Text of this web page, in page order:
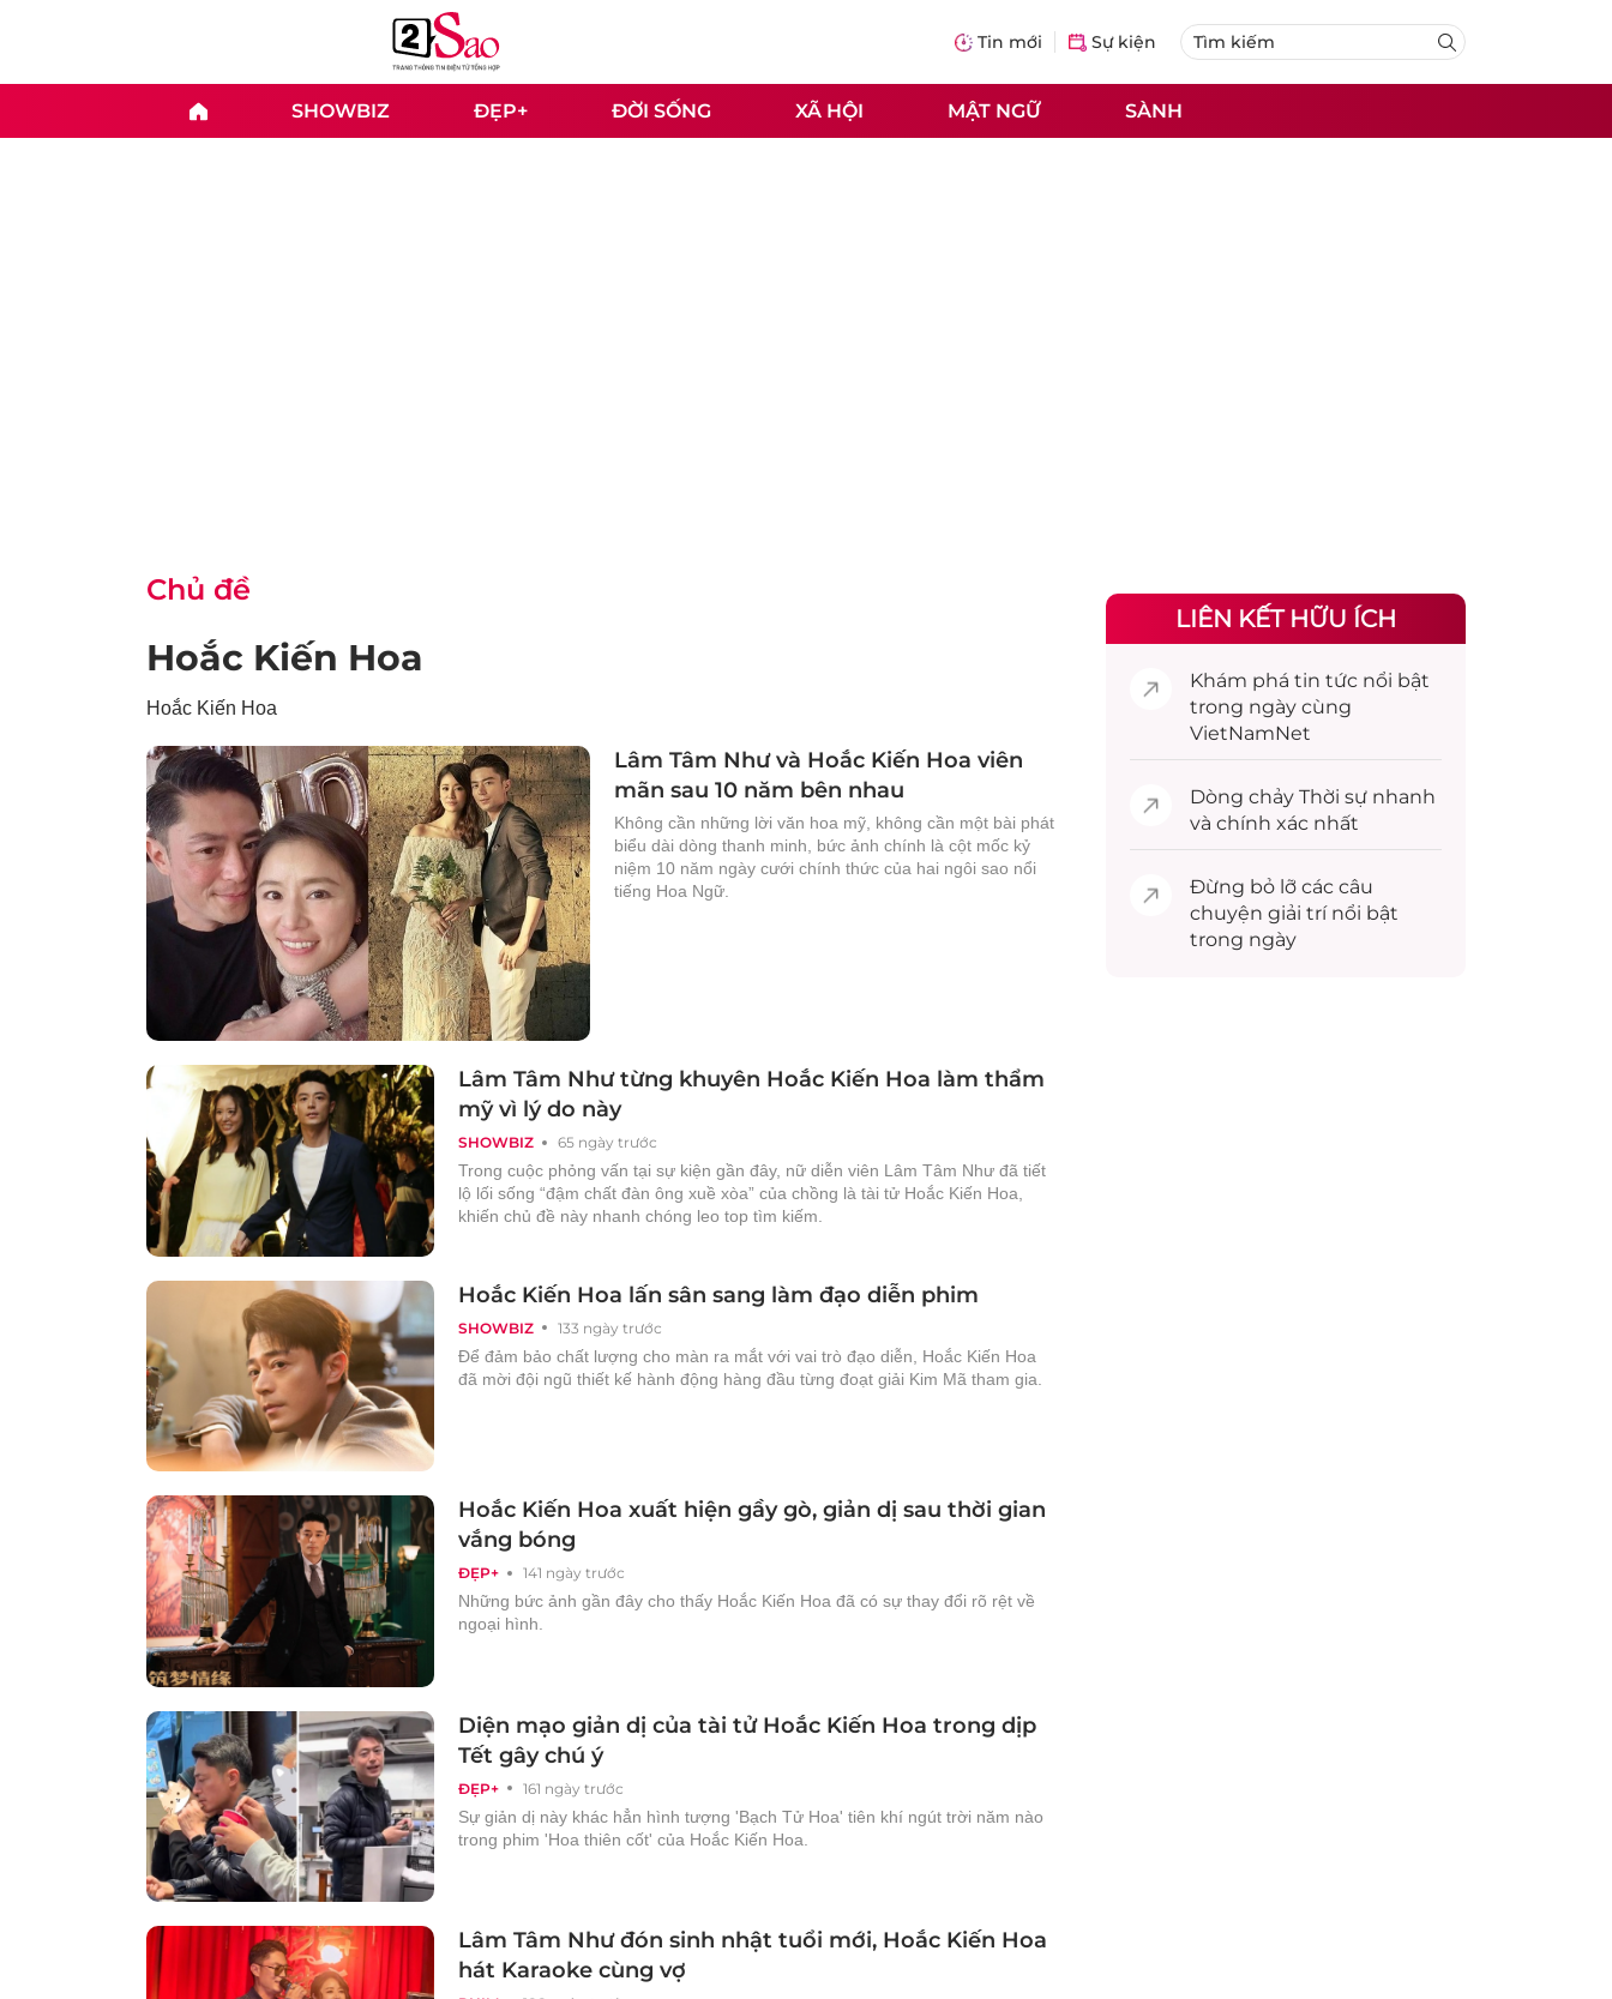
Tin mới Sự kiện
SHOWBIZ ĐẸP+ ĐỜI SỐNG XÃ HỘI MẬT NGỮ SÀNH
Chủ đề
Hoắc Kiến Hoa
Hoắc Kiến Hoa
Lâm Tâm Như và Hoắc Kiến Hoa viên
mãn sau 10 năm bên nhau
Không cần những lời văn hoa mỹ, không cần một bài phát
biểu dài dòng thanh minh, bức ảnh chính là cột mốc kỷ
niệm 10 năm ngày cưới chính thức của hai ngôi sao nổi
tiếng Hoa Ngữ.
SHOWBIZ 65 ngày trước
Lâm Tâm Như từng khuyên Hoắc Kiến Hoa làm thẩm
mỹ vì lý do này
Trong cuộc phỏng vấn tại sự kiện gần đây, nữ diễn viên Lâm Tâm Như đã tiết
lộ lối sống “đậm chất đàn ông xuề xòa” của chồng là tài tử Hoắc Kiến Hoa,
khiến chủ đề này nhanh chóng leo top tìm kiếm.
SHOWBIZ 133 ngày trước
Hoắc Kiến Hoa lấn sân sang làm đạo diễn phim
Để đảm bảo chất lượng cho màn ra mắt với vai trò đạo diễn, Hoắc Kiến Hoa
đã mời đội ngũ thiết kế hành động hàng đầu từng đoạt giải Kim Mã tham gia.
ĐẸP+ 141 ngày trước
Hoắc Kiến Hoa xuất hiện gầy gò, giản dị sau thời gian
vắng bóng
Những bức ảnh gần đây cho thấy Hoắc Kiến Hoa đã có sự thay đổi rõ rệt về
ngoại hình.
ĐẸP+ 161 ngày trước
Diện mạo giản dị của tài tử Hoắc Kiến Hoa trong dịp
Tết gây chú ý
Sự giản dị này khác hẳn hình tượng 'Bạch Tử Hoa' tiên khí ngút trời năm nào
trong phim 'Hoa thiên cốt' của Hoắc Kiến Hoa.
Lâm Tâm Như đón sinh nhật tuổi mới, Hoắc Kiến Hoa
hát Karaoke cùng vợ
LIÊN KẾT HỮU ÍCH
Khám phá tin tức nổi bật
trong ngày cùng
VietNamNet
Dòng chảy Thời sự nhanh
và chính xác nhất
Đừng bỏ lỡ các câu
chuyện giải trínổi bật
trong ngày